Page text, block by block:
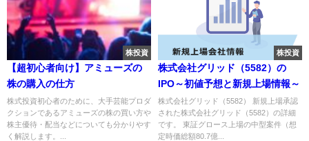
株投資
【超初心者向け】アミューズの
株の購入の仕方
株式投資初心者のために、大手芸能プロダ
クションであるアミューズの株の買い方や
株主優待・配当などについても分かりやす
く解説します。...
株投資
株式会社グリッド（5582）の
IPO～初値予想と新規上場情報～
株式会社グリッド（5582） 新規上場承認
された株式会社グリッド（5582）の詳細
です。 東証グロース上場の中型案件（想
定時価総額80.7億...